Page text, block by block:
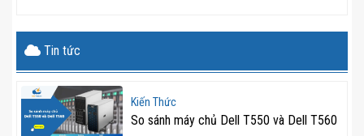
Tin tức
Kiến Thức
So sánh máy chủ Dell T550 và Dell T560